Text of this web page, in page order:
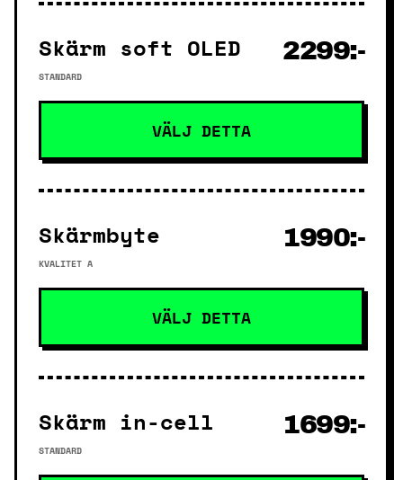
Skärm soft OLED
STANDARD
2299:-
VÄLJ DETTA
Skärmbyte
KVALITET A
1990:-
VÄLJ DETTA
Skärm in-cell
STANDARD
1699:-